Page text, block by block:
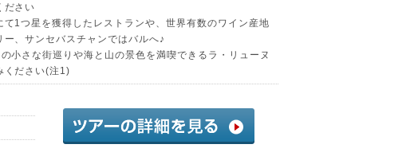
ださい
1つ星を獲得したレストランや、世界有数のワイン産地
、サンセバスチャンではバルへ♪
小さな街巡りや海と山の景色を満喫できるラ・リューヌ
ください(注1)